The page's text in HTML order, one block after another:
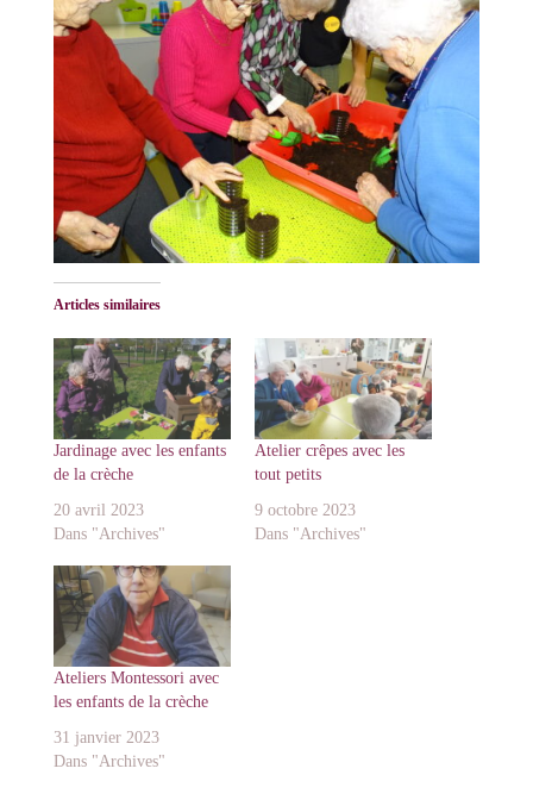
Articles similaires
Jardinage avec les enfants
de la crèche
20 avril 2023
Dans "Archives"
Atelier crêpes avec les
tout petits
9 octobre 2023
Dans "Archives"
Ateliers Montessori avec
les enfants de la crèche
31 janvier 2023
Dans "Archives"